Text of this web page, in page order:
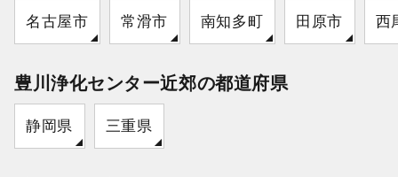
名古屋市 常滑市 南知多町 田原市 西
豊川浄化センター近郊の都道府県
静岡県 三重県